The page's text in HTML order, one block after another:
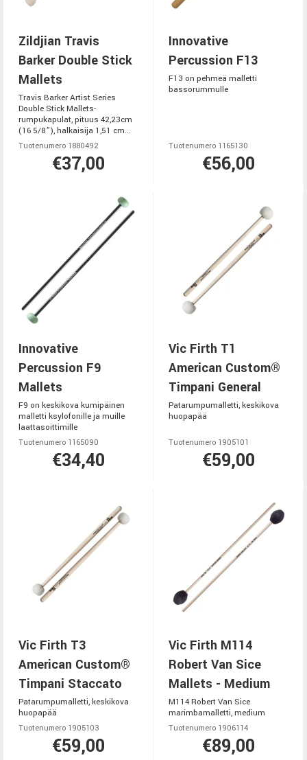
Zildjian Travis
Barker Double Stick
Mallets
Travis Barker Artist Series
Double Stick Mallets-
rumpukapulat, pituus 42,23cm
(16 5/8”), halkaisija 1,51 cm...
Tuotenumero 1880492
€37,00
Innovative
Percussion F13
F13 on pehmeä malletti
bassorummulle
Tuotenumero 1165130
€56,00
Innovative
Percussion F9
Mallets
F9 on keskikova kumipäinen
malletti ksylofonille ja muille
laattasoittimille
Tuotenumero 1165090
€34,40
Vic Firth T1
American Custom®
Timpani General
Patarumpumalletti, keskikova
huopapää
Tuotenumero 1905101
€59,00
Vic Firth T3
American Custom®
Timpani Staccato
Patarumpumalletti, keskikova
huopapää
Tuotenumero 1905103
€59,00
Vic Firth M114
Robert Van Sice
Mallets - Medium
M114 Robert Van Sice
marimbamalletti, medium
Tuotenumero 1906114
€89,00